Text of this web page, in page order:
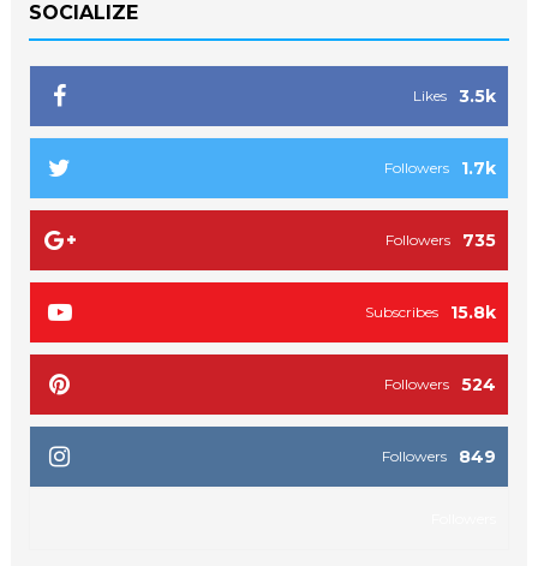
SOCIALIZE
3.5k
Likes
1.7k
Followers
735
Followers
15.8k
Subscribes
524
Followers
849
Followers